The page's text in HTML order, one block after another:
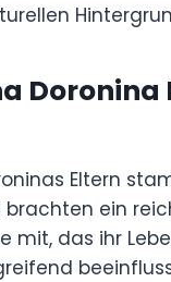
Doronina
Eltern
brachten ein
mit, das ihr